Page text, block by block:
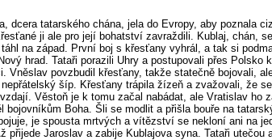
dcera tatarského chána, jela do Evropy, aby poznala
ji ale pro její bohatství zavraždili. Kublaj, chán,
na západ. První boj s křesťany vyhrál, a tak si
hrad. Tataři porazili Uhry a postupovali přes Polsko k
Vněslav povzbudil křesťany, takže statečně bojovali,
šíp. Křesťany trápila žízeň a zvažovali, že se
Věstoň je k tomu začal nabádat, ale Vratislav ho
bojovníkům Boha. Šli se modlit a přišla bouře na
je spousta mrtvých a vítězství se nekloní ani na
přijede Jaroslav a zabije Kublajova syna. Tataři utečou